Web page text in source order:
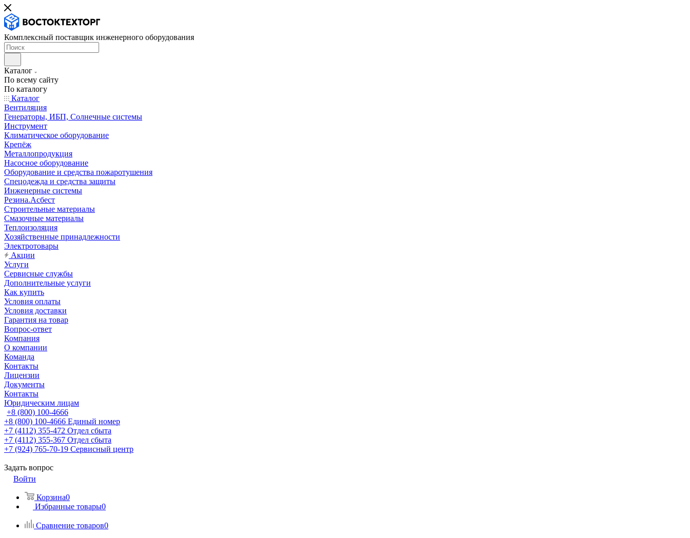
Комплексный поставщик инженерного оборудования
Каталог
По всему сайту
По каталогу
Каталог
Вентиляция
Генераторы, ИБП, Солнечные системы
Инструмент
Климатическое оборудование
Крепёж
Металлопродукция
Насосное оборудование
Оборудование и средства пожаротушения
Спецодежда и средства защиты
Инженерные системы
Резина.Асбест
Строительные материалы
Смазочные материалы
Теплоизоляция
Хозяйственные принадлежности
Электротовары
Акции
Услуги
Сервисные службы
Дополнительные услуги
Как купить
Условия оплаты
Условия доставки
Гарантия на товар
Вопрос-ответ
Компания
О компании
Команда
Контакты
Лицензии
Документы
Контакты
Юридическим лицам
+8 (800) 100-4666
+8 (800) 100-4666 Единый номер
+7 (4112) 355-472 Отдел сбыта
+7 (4112) 355-367 Отдел сбыта
+7 (924) 765-70-19 Сервисный центр
Задать вопрос
Войти
Корзина0
Избранные товары0
Сравнение товаров0